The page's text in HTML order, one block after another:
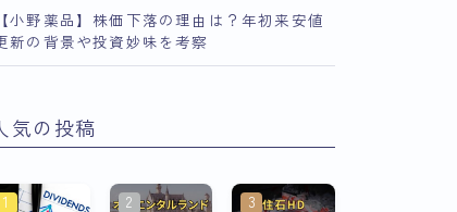
【小野薬品】株価下落の理由は？年初来安値
新の背景や投資妙味を考察
気の投稿